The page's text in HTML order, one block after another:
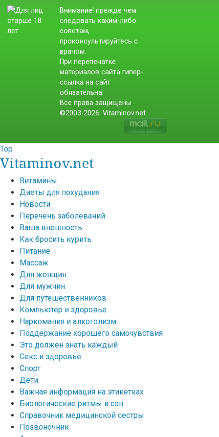
Внимание! прежде чем
следовать каким-либо
советам,
проконсультируйтесь с
врачом.
При перепечатке
материалов сайта гипер-
ссылка на сайт
обязательна.
Все права защищены
©2003-2026. Vitaminov.net
Top
Vitaminov.net
Витамины
Диеты для похудания
Новости
Перечень заболеваний
Ваша внешность
Как бросить курить
Питание
Массаж
Для женщин
Для мужчин
Для путешественников
Компьютер и здоровье
Наркомания и алкоголизм
Поддержание хорошего самочувствия
Это должен знать каждый
Секс и здоровье
Спорт
Дети
Важная информация на этикетках
Биологические ритмы и сон
Справочник медицинской сестры
Позвоночник